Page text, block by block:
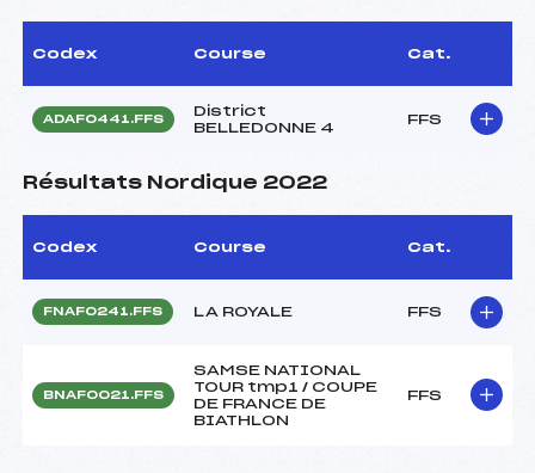
Codex Course Cat.
ADAF0441.FFS
District
BELLEDONNE 4
FFS
Résultats Nordique 2022
Codex Course Cat.
FNAF0241.FFS LA ROYALE FFS
BNAF0021.FFS
SAMSE NATIONAL
TOUR tmp1 / COUPE
DE FRANCE DE
BIATHLON
FFS